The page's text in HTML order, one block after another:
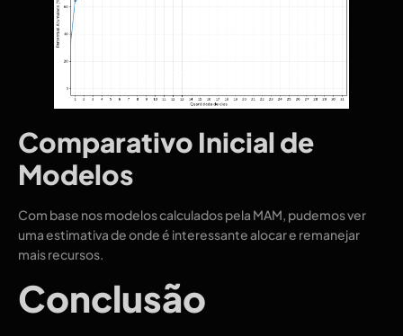
Comparativo Inicial de
Modelos
Com base nos modelos calculados pela MAM, pudemos ver
uma estimativa de onde é interessante alocar e remanejar
mais recursos.
Conclusão